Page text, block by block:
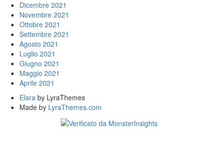
Dicembre 2021
Novembre 2021
Ottobre 2021
Settembre 2021
Agosto 2021
Luglio 2021
Giugno 2021
Maggio 2021
Aprile 2021
Elara by LyraThemes
Made by LyraThemes.com